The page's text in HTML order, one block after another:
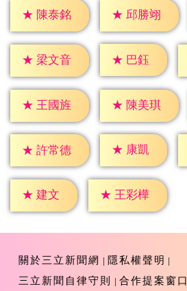
★ 陳泰銘 ★ 邱勝翊
★ 梁文音 ★ 巴鈺
★ 王國旌 ★ 陳美琪
★ 許常德 ★ 康凱
★ 建文 ★ 王彩樺
關於三立新聞網
隱私權聲明
三立新聞自律守則
合作提案窗口